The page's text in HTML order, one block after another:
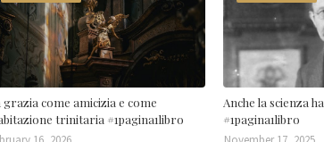
grazia come amicizia e come
trinitaria #1pagina1libro
Anche la scienza
#1pagina1libro